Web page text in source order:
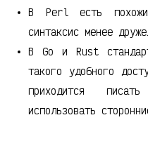
В Perl есть
синтаксис менее
В Go и Rust
такого удобного
приходится
использовать